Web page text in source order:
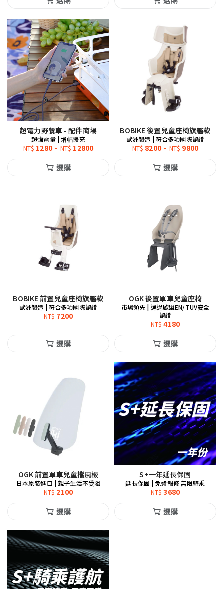
超電力野餐車 - 配件商場
超強電量 | 增幅擴充
NT$ 1280 - NT$ 12800
選購
BOBIKE 後置兒童座椅旗艦款
歐洲製造 | 符合多項國際認證
NT$ 8200 - NT$ 9800
選購
BOBIKE 前置兒童座椅旗艦款
歐洲製造 | 符合多項國際認證
NT$ 7200
選購
OGK 後置單車兒童座椅
市場領先 | 通過歐盟EN/TUV安全
認證
NT$ 4180
選購
OGK 前置單車兒童擋風板
日本原裝進口 | 親子生活不受阻
NT$ 2100
選購
S+一年延長保固
延長保固 | 免費報修 無限騎乘
NT$ 3680
選購